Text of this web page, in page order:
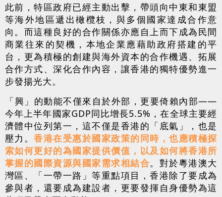
此前，特區政府已經主動出擊，帶頭向中東和東盟
等海外地區遞出橄欖枝，與多個國家達成合作意
向。而這種良好的合作關係亦應自上而下成為民間
商業往來的契機，本地企業應藉助政府搭建的平
台，更為積極的創建與海外資本的合作機遇、拓展
合作方式、深化合作內容，讓香港的獨特優勢進一
步發揚光大。
「興」的動能不僅來自於外部，更要倚賴內部——
今年上半年國家GDP同比增長5.5%，在全球主要經
濟體中位列第一，這不僅是香港的「底氣」，也是
壓力。香港在受惠於國家政策的同時，也應積極探
索如何更好的為國家提供價值，以及如何將香港所
掌握的國際資源與國家需求相結合。對於粵港澳大
灣區、「一帶一路」等重點項目，香港除了要成為
參與者，還要成為建設者，更要發揮自身優勢為這